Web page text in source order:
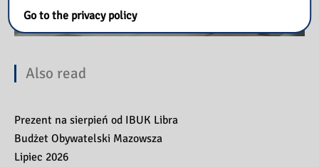
Also read
Prezent na sierpień od IBUK Libra
Budżet Obywatelski Mazowsza
Lipiec 2026
Go to the privacy policy